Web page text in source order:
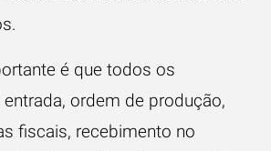
é que todos os
ordem de produção,
fiscais, recebimento no